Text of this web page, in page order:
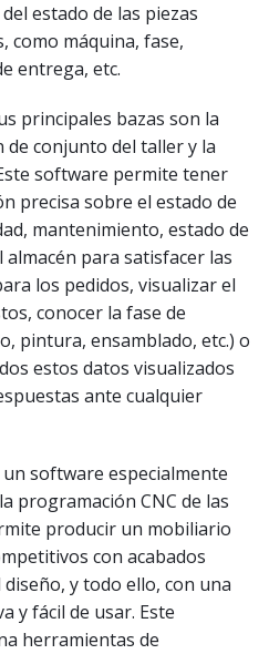
estado de las piezas
como máquina, fase,
entrega, etc.
principales bazas son la
de conjunto del taller y la
software permite tener
precisa sobre el estado de
mantenimiento, estado de
almacén para satisfacer las
los pedidos, visualizar el
conocer la fase de
pintura, ensamblado, etc.) o
estos datos visualizados
ante cualquier
un software especialmente
programación CNC de las
producir un mobiliario
con acabados
y todo ello, con una
y fácil de usar. Este
herramientas de